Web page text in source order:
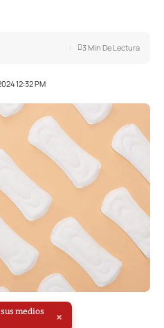
12:32 PM
3 Min De Lectura
medios
×